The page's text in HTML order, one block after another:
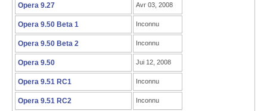
Opera 9.27 Avr 03, 2008
Opera 9.50 Beta 1 Inconnu
Opera 9.50 Beta 2 Inconnu
Opera 9.50 Jui 12, 2008
Opera 9.51 RC1 Inconnu
Opera 9.51 RC2 Inconnu